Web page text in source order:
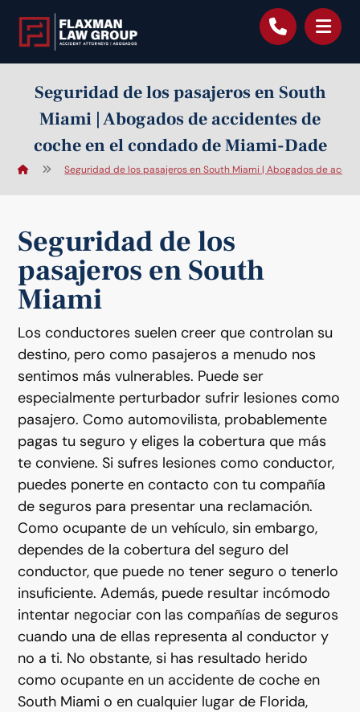
contenido
Seguridad de los pasajeros en South
Miami | Abogados de accidentes de
coche en el condado de Miami-Dade
Seguridad de los pasajeros en South Miami | Abogados de
Seguridad de los
pasajeros en South
Miami
Los conductores suelen creer que controlan su
destino, pero como pasajeros a menudo nos
sentimos más vulnerables. Puede ser
especialmente perturbador sufrir lesiones como
pasajero. Como automovilista, probablemente
pagas tu seguro y eliges la cobertura que más
te conviene. Si sufres lesiones como conductor,
puedes ponerte en contacto con tu compañía
de seguros para presentar una reclamación.
Como ocupante de un vehículo, sin embargo,
dependes de la cobertura del seguro del
conductor, que puede no tener seguro o tenerlo
insuficiente. Además, puede resultar incómodo
intentar negociar con las compañías de seguros
cuando una de ellas representa al conductor y
no a ti. No obstante, si has resultado herido
como ocupante en un accidente de coche en
South Miami o en cualquier lugar de Florida,